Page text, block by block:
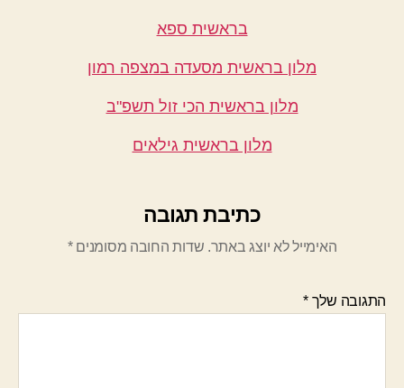
בראשית ספא
מלון בראשית מסעדה במצפה רמון
מלון בראשית הכי זול תשפ"ב
מלון בראשית גילאים
כתיבת תגובה
האימייל לא יוצג באתר. שדות החובה מסומנים*
התגובה שלך*